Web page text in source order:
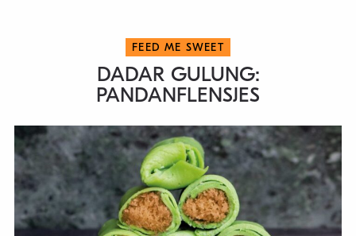
FEED ME SWEET
DADAR GULUNG:
PANDANFLENSJES